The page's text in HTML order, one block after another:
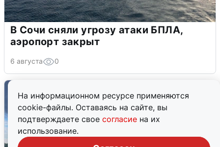
На информационном ресурсе применяются
cookie-файлы. Оставаясь на сайте, вы
подтверждаете свое согласие на их
использование.
В Сочи сняли угрозу атаки БПЛА,
аэропорт закрыт
6 августа 0